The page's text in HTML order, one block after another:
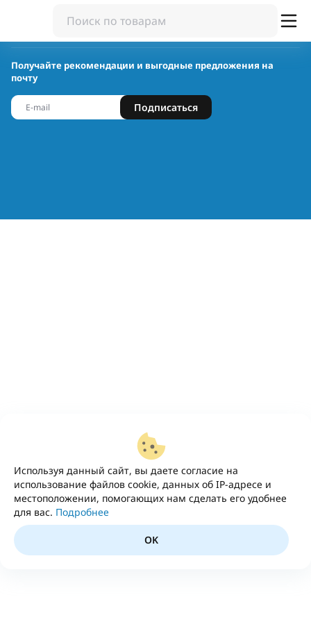
Используя данный сайт, вы даете согласие на
использование файлов cookie, данных об IP-адресе и
местоположении, помогающих нам сделать его удобнее
для вас. Подробнее
OK
Получайте рекомендации и выгодные предложения на
почту
Подписаться